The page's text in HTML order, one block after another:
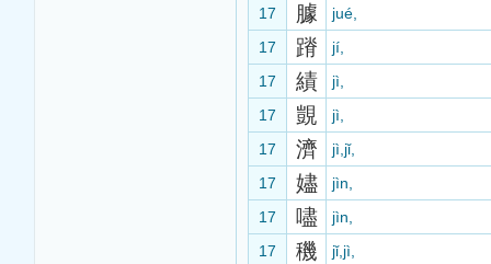
17
臄
jué,
17
蹐
jí,
17
績
jì,
17
覬
jì,
17
濟
jì,jǐ,
17
嬧
jìn,
17
嚍
jìn,
17
穖
jǐ,jì,